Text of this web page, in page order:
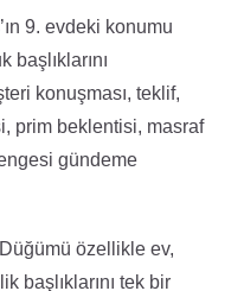
9. evdeki konumu
konuşması, teklif,
prim beklentisi, masraf
gündeme
özellikle ev,
başlıklarını tek bir